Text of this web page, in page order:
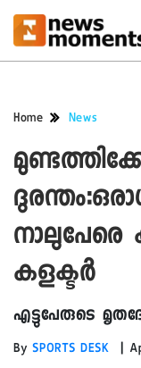
Home News
നാലുപേരെ
കളക്ടർ
എട്ടുപേരുടെ
By SPORTS DESK |